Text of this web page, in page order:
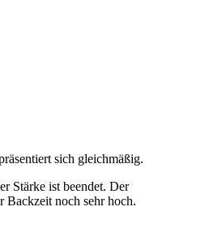
sich gleichmäßig.
Stärke ist beendet. Der
Backzeit noch sehr hoch.